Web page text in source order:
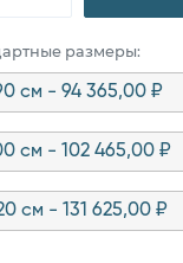
размеры:
см - 94 365,00 ₽
см - 102 465,00 ₽
см - 131 625,00 ₽